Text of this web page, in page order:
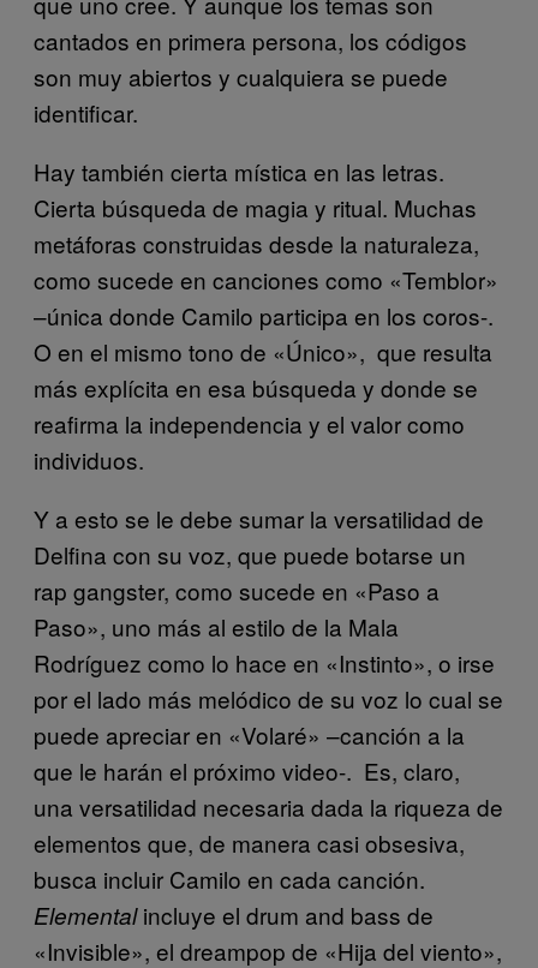
cantados en primera persona, los códigos
son muy abiertos y cualquiera se puede
identificar.
Hay también cierta mística en las letras.
Cierta búsqueda de magia y ritual. Muchas
metáforas construidas desde la naturaleza,
como sucede en canciones como «Temblor»
–única donde Camilo participa en los coros-.
O en el mismo tono de «Único», que resulta
más explícita en esa búsqueda y donde se
reafirma la independencia y el valor como
individuos.
Y a esto se le debe sumar la versatilidad de
Delfina con su voz, que puede botarse un
rap gangster, como sucede en «Paso a
Paso», uno más al estilo de la Mala
Rodríguez como lo hace en «Instinto», o irse
por el lado más melódico de su voz lo cual se
puede apreciar en «Volaré» –canción a la
que le harán el próximo video-. Es, claro,
una versatilidad necesaria dada la riqueza de
elementos que, de manera casi obsesiva,
busca incluir Camilo en cada canción.
Elementalincluye el drum and bass de
«Invisible», el dreampop de «Hija del viento»,